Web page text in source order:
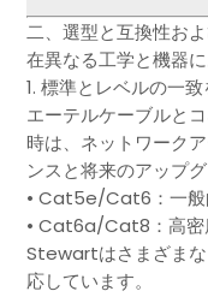
二、選型と互換性お
在異なる工学と機器
1. 標準とレベルの一
エーテルケーブルと
時は、ネットワーク
ンスと将来のアップ
• Cat5e/Cat6：一般
• Cat6a/Cat8：高密
Stewartはさまざまな
応しています。